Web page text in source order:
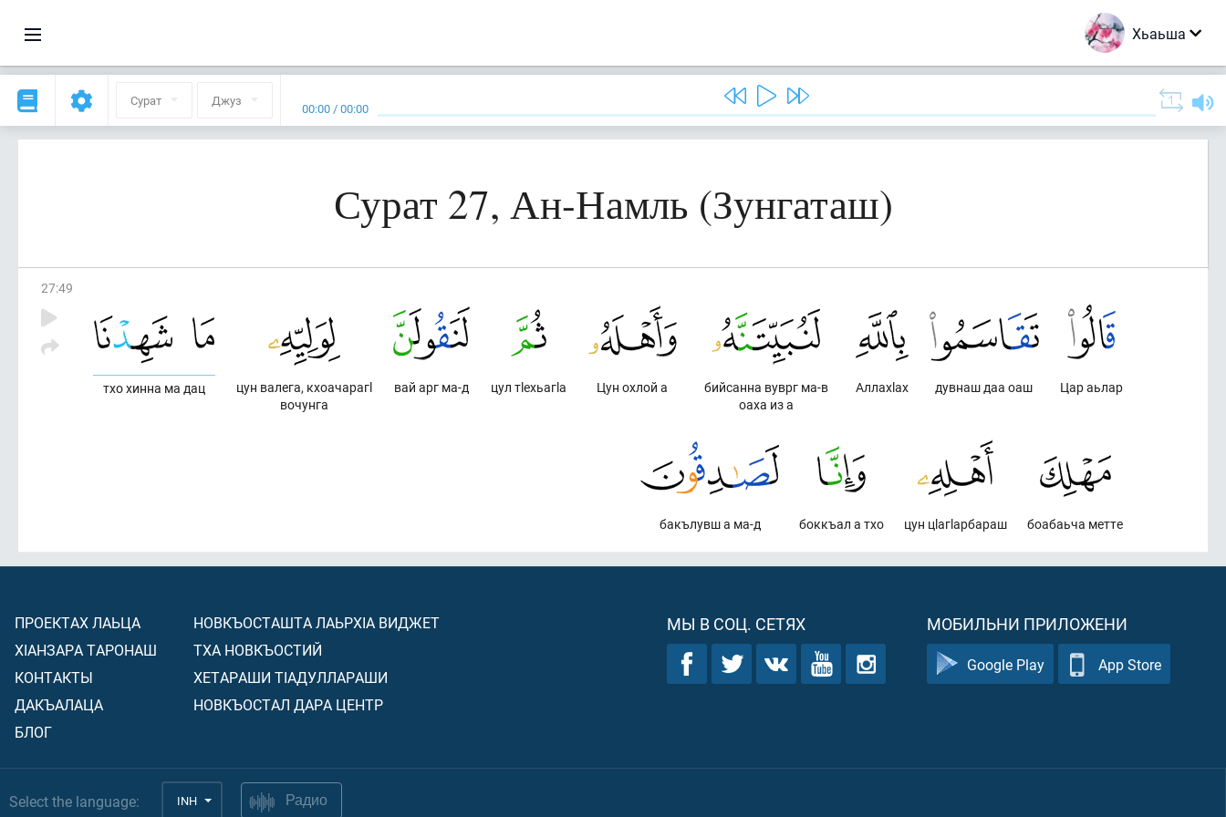
Хьаьша
Сурат Джуз 00:00 /00:00
Сурат 27, Ан-Намль (Зунгаташ)
27:49
Цар аьлар
дувнаш даа оаш
Аллахlах
бийсанна вуврг ма-в
оаха из а
Цун охлой а
цул тlехьагlа
вай арг ма-д
цун валега, кхоачарагl
вочунга
тхо хинна ма дац
боабаьча метте
цун цlагlарбараш
боккъал а тхо
бакълувш а ма-д
ПРОЕКТАХ ЛАЬЦА
ХIАНЗАРА ТАРОНАШ
КОНТАКТЫ
ДАКЪАЛАЦА
БЛОГ
НОВКЪОСТАШТА ЛАЬРХIА ВИДЖЕТ
ТХА НОВКЪОСТИЙ
ХЕТАРАШИ ТIАДУЛЛАРАШИ
НОВКЪОСТАЛ ДАРА ЦЕНТР
МЫ В СОЦ. СЕТЯХ МОБИЛЬНИ ПРИЛОЖЕНИ
Google Play App Store
Select the language: INH Радио